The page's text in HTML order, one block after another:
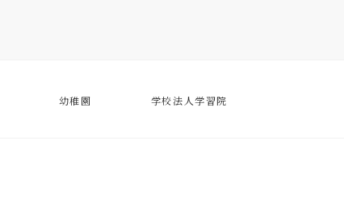
幼稚園 学校法人学習院